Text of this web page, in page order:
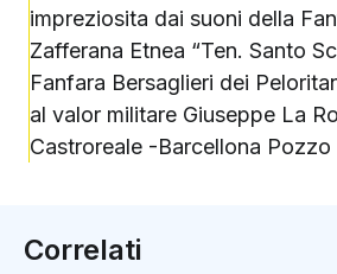
impreziosita dai suoni della
Zafferana Etnea “Ten. Santo
Fanfara Bersaglieri dei
al valor militare Giuseppe La
Castroreale -Barcellona Pozzo
Correlati